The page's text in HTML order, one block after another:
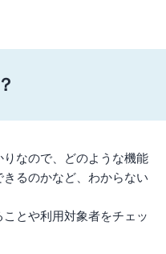
りなので、どのような機能
るのかなど、わからない
とや利用対象者をチェッ